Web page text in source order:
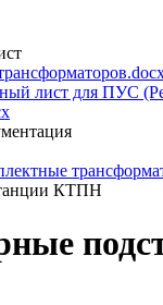
лист для ПУС
КТПН